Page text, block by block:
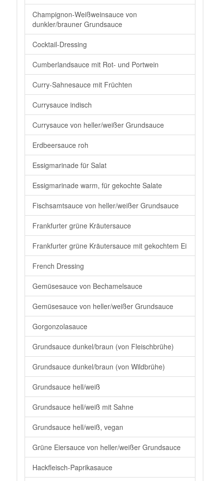
Champignon-Weißweinsauce von
dunkler/brauner Grundsauce
Cocktail-Dressing
Cumberlandsauce mit Rot- und Portwein
Curry-Sahnesauce mit Früchten
Currysauce indisch
Currysauce von heller/weißer Grundsauce
Erdbeersauce roh
Essigmarinade für Salat
Essigmarinade warm, für gekochte Salate
Fischsamtsauce von heller/weißer Grundsauce
Frankfurter grüne Kräutersauce
Frankfurter grüne Kräutersauce mit gekochtem Ei
French Dressing
Gemüsesauce von Bechamelsauce
Gemüsesauce von heller/weißer Grundsauce
Gorgonzolasauce
Grundsauce dunkel/braun (von Fleischbrühe)
Grundsauce dunkel/braun (von Wildbrühe)
Grundsauce hell/weiß
Grundsauce hell/weiß mit Sahne
Grundsauce hell/weiß, vegan
Grüne Eiersauce von heller/weißer Grundsauce
Hackfleisch-Paprikasauce